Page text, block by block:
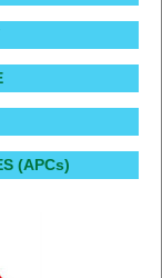
(APCs)